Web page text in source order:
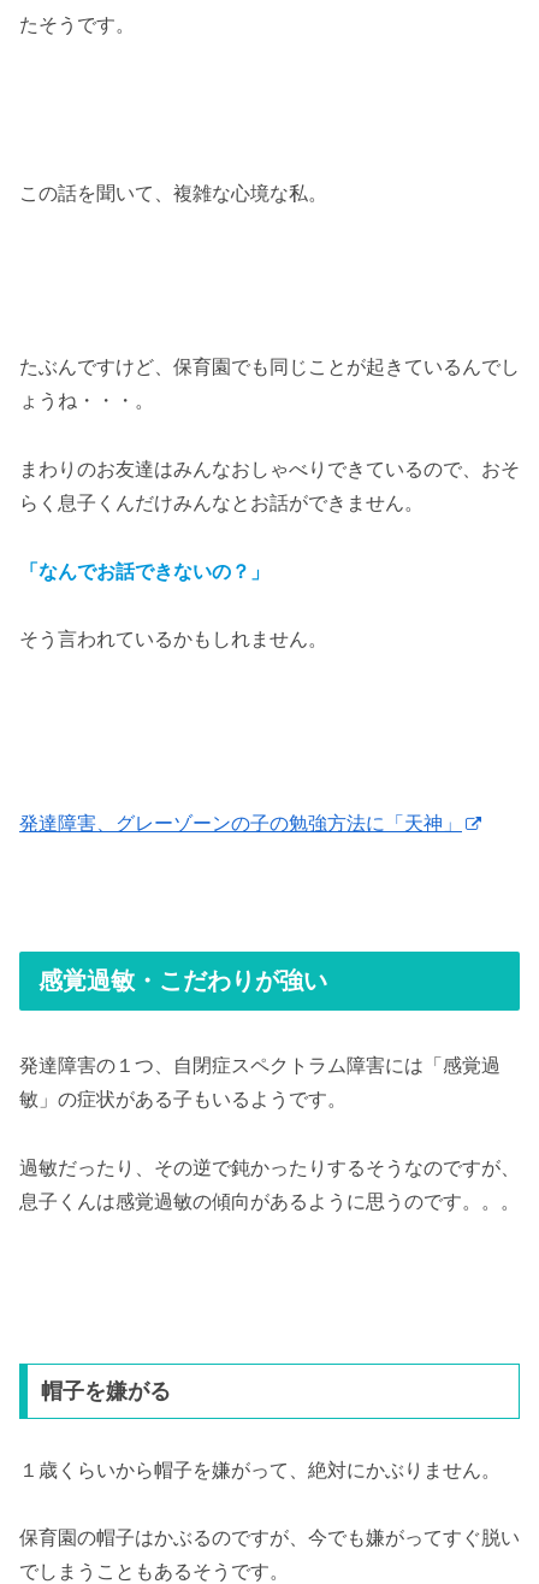
たそうです。
この話を聞いて、複雑な心境な私。
たぶんですけど、保育園でも同じことが起きているんでし
ょうね・・・。
まわりのお友達はみんなおしゃべりできているので、おそ
らく息子くんだけみんなとお話ができません。
「なんでお話できないの？」
そう言われているかもしれません。
発達障害、グレーゾーンの子の勉強方法に「天神」
感覚過敏・こだわりが強い
発達障害の１つ、自閉症スペクトラム障害には「感覚過
敏」の症状がある子もいるようです。
過敏だったり、その逆で鈍かったりするそうなのですが、
息子くんは感覚過敏の傾向があるように思うのです。。。
帽子を嫌がる
１歳くらいから帽子を嫌がって、絶対にかぶりません。
保育園の帽子はかぶるのですが、今でも嫌がってすぐ脱い
でしまうこともあるそうです。